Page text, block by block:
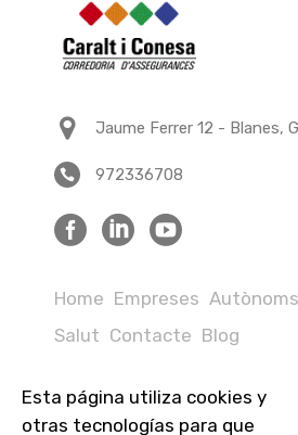
Jaume Ferrer 12 - Blanes,
972336708
Home Empreses Autònoms
Salut Contacte Blog
Avís legal Política de
Esta página utiliza cookies y
otras tecnologías para que